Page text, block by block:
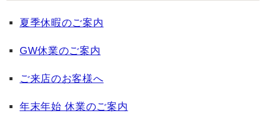
夏季休暇のご案内
GW休業のご案内
ご来店のお客様へ
年末年始 休業のご案内